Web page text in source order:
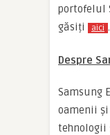
portofelul
găsiți
aici .
Despre
Samsung
oamenii
tehnologii